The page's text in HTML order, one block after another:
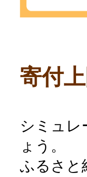
寄付
シミュレ
ょう。
ふるさと